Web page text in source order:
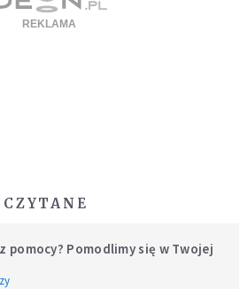
pomocy? Pomodlimy się w Twojej